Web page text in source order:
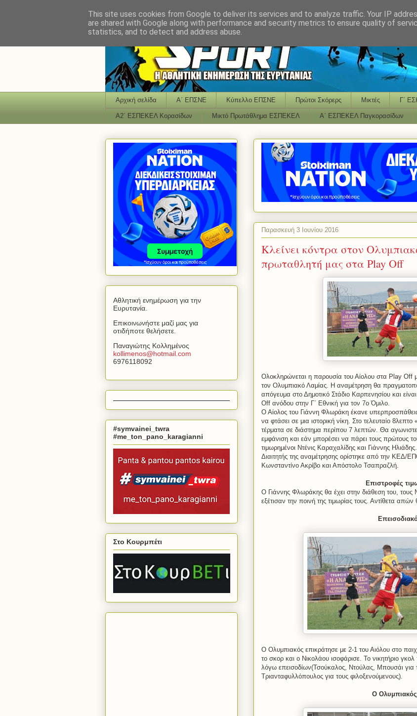
Αρχική σελίδα Α΄ ΕΠΣΝΕ Κύπελλο ΕΠΣΝΕ Πρώτοι Σκόρερς Μικτές Γ΄
Α2΄ ΕΣΠΕΚΕΛ Κορασίδων Μικτό Πρωτάθλημα ΕΣΠΕΚΕΛ Α΄ ΕΣΠΕΚΕΛ Παγκορασίδων
Παρασκευή 3 Ιουνίου 2016
Κλείνει κόντρα στον
πρωταθλητή μας στα Play Off
Ολοκληρώνεται η παρουσία του Αίολου στα Play Off
τον Ολυμπιακό Λαμίας. Η αναμέτρηση θα
απόγευμα στο Δημοτικό Στάδιο Καρπενησίου και
Off ανόδου στην Γ΄ Εθνική για τον 7ο Όμιλο.
Ο Αίολος του Γιάννη Φλωράκη έκανε
να φτάσει σε μια ιστορική νίκη. Στο τελευταίο
τέρματα σε διάστημα περίπου 7 λεπτών. Θα
εμφάνιση και εάν μπορέσει να πάρει τους πρώτους
τιμωρημένοι Ντένις Καραχαλίδης και Γιάννης Ηλιάδης.
Διαιτητής της αναμέτρησης ορίστηκε από την ΚΕΔ/
Κωνσταντίνο Ακρίβο και Απόστολο Τσαπραζλή.
Επιστροφές
Ο Γιάννης Φλωράκης θα έχει στην διάθεση του, τους
εξέτισαν την ποινή της τιμωρίας τους. Αντίθετα
Ο Ολυμπιακός επικράτησε με 2-1 του Αιόλου στο
το σκορ και ο Νικολάου ισοφάρισε. Το νικητήριο
λόγω επεισοδίων(Τσούκαλος, Ντούλας, Μπουσάι για
Τριανταφυλλόπουλος για τους φιλοξενούμενους).
Ο
Αθλητική ενημέρωση για την
Ευρυτανία.
Επικοινωνήστε μαζί μας για
οτιδήποτε θελήσετε.
Παναγιώτης Κολλημένος
kollimenos@hotmail com
6976118092
#symvainei_twra
#me_ton_pano_karagianni
Στο Κουρμπέτι
This site uses cookies from Google to deliver its services and to analyze traffic. Your IP
are shared with Google along with performance and security metrics to ensure quality of
statistics, and to detect and address abuse.